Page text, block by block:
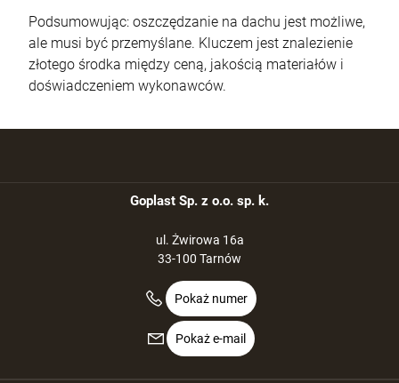
Podsumowując: oszczędzanie na dachu jest możliwe,
ale musi być przemyślane. Kluczem jest znalezienie
złotego środka między ceną, jakością materiałów i
doświadczeniem wykonawców.
Goplast Sp. z o.o. sp. k.
ul. Żwirowa 16a
33-100 Tarnów
Pokaż numer
Pokaż e-mail